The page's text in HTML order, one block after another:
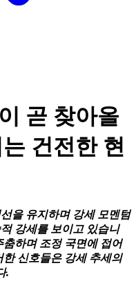
곧 찾아올
건전한 현
을 유지하며 강세 모멘텀
강세를 보이고 있습니
하며 조정 국면에 접어
신호들은 강세 추세의
.